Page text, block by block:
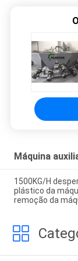
Máquina
1500KG/H
plástico da
remoção da